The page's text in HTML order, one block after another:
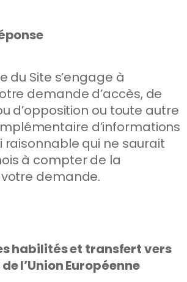
du Site s’engage à
demande d’accès, de
d’opposition ou toute autre
d’informations
raisonnable qui ne saurait
à compter de la
demande.
habilités et transfert vers
l’Union Européenne